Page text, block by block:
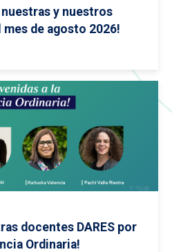
nuestras y nuestros
mes de agosto 2026!
docentes DARES por
Ordinaria!